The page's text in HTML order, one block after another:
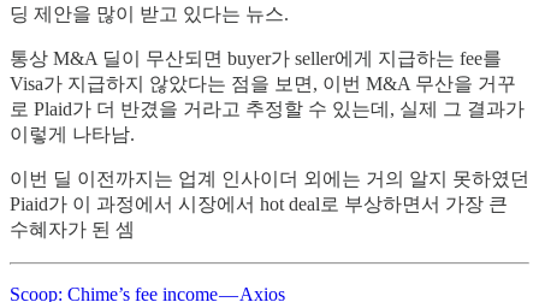
딩 제안을 많이 받고 있다는 뉴스.
통상 M&A 딜이 무산되면 buyer가 seller에게 지급하는 fee를
Visa가 지급하지 않았다는 점을 보면, 이번 M&A 무산을 거꾸
로 Plaid가 더 반겼을 거라고 추정할 수 있는데, 실제 그 결과가
이렇게 나타남.
이번 딜 이전까지는 업계 인사이더 외에는 거의 알지 못하였던
Piaid가 이 과정에서 시장에서 hot deal로 부상하면서 가장 큰
수혜자가 된 셈
Scoop: Chime’s fee income — Axios